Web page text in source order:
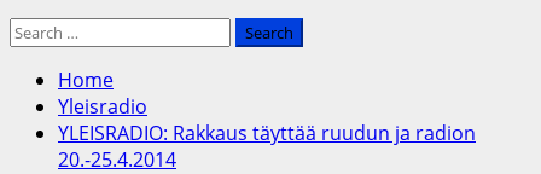
Search
Home
Yleisradio
YLEISRADIO: Rakkaus täyttää ruudun ja radion
20.-25.4.2014